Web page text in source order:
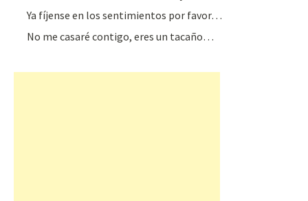
Ya fíjense en los sentimientos por favor…
No me casaré contigo, eres un tacaño…